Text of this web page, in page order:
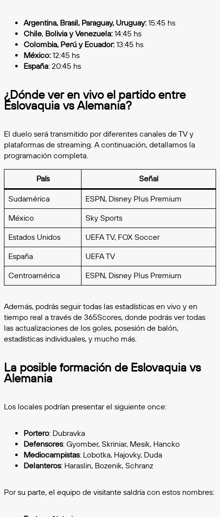
Argentina, Brasil, Paraguay, Uruguay: 15:45 hs
Chile, Bolivia y Venezuela: 14:45 hs
Colombia, Perú y Ecuador: 13:45 hs
México: 12:45 hs
España: 20:45 hs
¿Dónde ver en vivo el partido entre
Eslovaquia vs Alemania?
El duelo será transmitido por diferentes canales de TV y
plataformas de streaming. A continuación, detallamos la
programación completa.
País Señal
Sudamérica ESPN, Disney Plus Premium
México Sky Sports
Estados Unidos UEFA TV, FOX Soccer
España UEFA TV
Centroamérica ESPN, Disney Plus Premium
Además, podrás seguir todas las estadísticas en vivo y en
tiempo real a través de 365Scores, donde podrás ver todas
las actualizaciones de los goles, posesión de balón,
estadísticas individuales, y mucho más.
La posible formación de Eslovaquia vs
Alemania
Los locales podrían presentar el siguiente once:
Portero: Dubravka
Defensores: Gyomber, Skriniar, Mesik, Hancko
Mediocampistas: Lobotka, Hajovky, Duda
Delanteros: Haraslin, Bozenik, Schranz
Por su parte, el equipo de visitante saldría con estos nombres: